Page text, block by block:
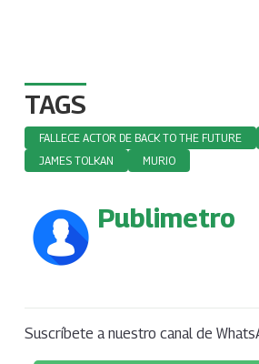
TAGS
FALLECE ACTOR DE BACK TO THE FUTURE
JAMES TOLKAN
MURIO
Publimetro
Suscríbete a nuestro canal de